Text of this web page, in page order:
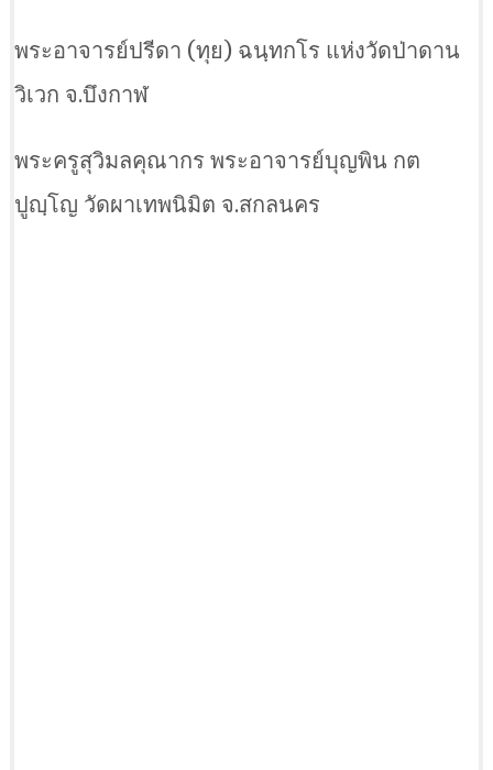
พระอาจารย์ปรีดา (ทุย) ฉนฺทกโร แห่งวัดป่าดาน
วิเวก จ.บึงกาฬ
พระครูสุวิมลคุณากร พระอาจารย์บุญพิน กต
ปูญฺโญ วัดผาเทพนิมิต จ.สกลนคร